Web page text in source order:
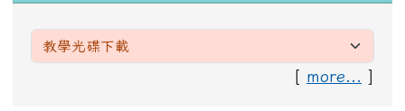
[ more... ]